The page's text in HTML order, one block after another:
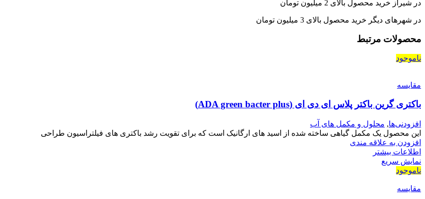
در شیراز خرید محصول بالای 2 میلیون تومان
در شهرهای دیگر خرید محصول بالای 3 میلیون تومان
محصولات مرتبط
ناموجود
مقايسه
باکتری گرین باکتر پلاس ای دی ای (ADA green bacter plus)
افزودنی‌ها, محلول و مکمل های آب
این محصول یک مکمل گیاهی ساخته شده از اسید های ارگانیک است که برای تقویت رشد باکتری های فیلتراسیون طراحی
افزودن به علاقه مندی
اطلاعات بیشتر
نمایش سریع
ناموجود
مقايسه